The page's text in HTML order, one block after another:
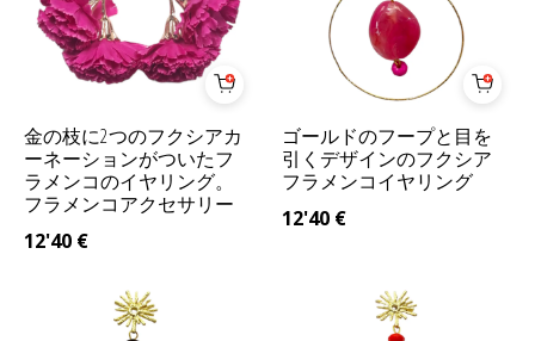
金の枝に2つのフクシアカ
ーネーションがついたフ
ラメンコのイヤリング。
フラメンコアクセサリー
12'40 €
ゴールドのフープと目を
引くデザインのフクシア
フラメンコイヤリング
12'40 €